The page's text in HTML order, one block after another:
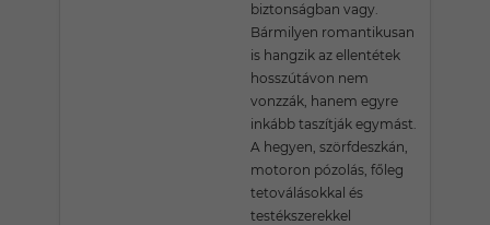
biztonságban vagy.
Bármilyen romantikusan
is hangzik az ellentétek
hosszútávon nem
vonzzák, hanem egyre
inkább taszítják egymást.
A hegyen, szörfdeszkán,
motoron pózolás, főleg
tetoválásokkal és
testékszerekkel